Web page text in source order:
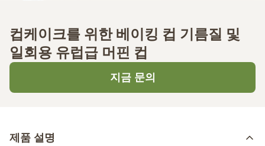
컵케이크를 위한 베이킹 컵 기름질 및
일회용 유럽급 머핀 컵
지금 문의
제품 설명